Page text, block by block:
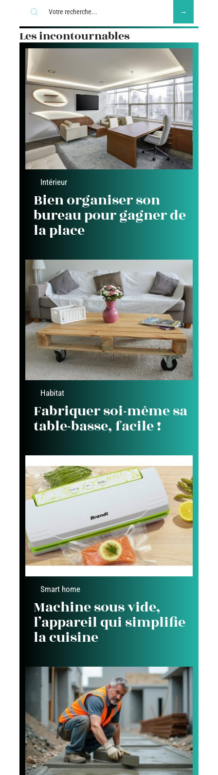
Les incontournables
Intérieur
Bien organiser son
bureau pour gagner de
la place
Habitat
Fabriquer soi-même sa
table-basse, facile !
Smart home
Machine sous vide,
l’appareil qui simplifie
la cuisine